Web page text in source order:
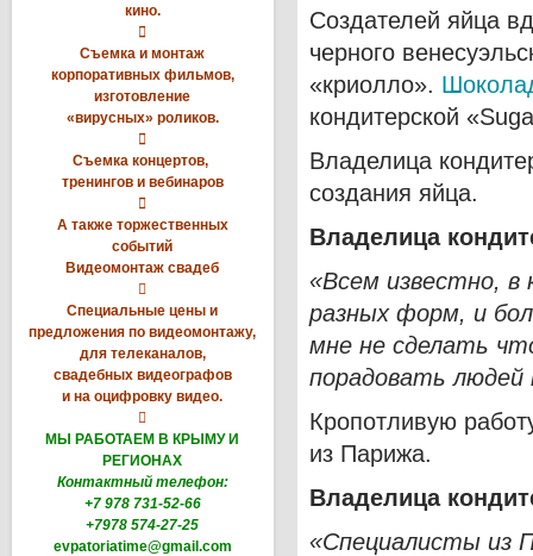
кино.

Съемка и монтаж
корпоративных фильмов,
изготовление
«вирусных» роликов.

Съемка концертов,
тренингов и вебинаров

А также торжественных
событий
Видеомонтаж свадеб

Специальные цены и
предложения по видеомонтажу,
для телеканалов,
свадебных видеографов
и на оцифровку видео.

МЫ РАБОТАЕМ В КРЫМУ И
РЕГИОНАХ
Контактный телефон:
+7 978 731-52-66
+7978 574-27-25
evpatoriatime@gmail.com
Создателей яйца
черного
«криолло».
кондитерской
Владелица
создания яйца.
Владелица
«Всем известно, в
разных форм, и
мне не сделать
порадовать людей
Кропотливую
из Парижа.
Владелица
«Специалисты из